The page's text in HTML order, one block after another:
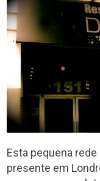
Esta pequena
presente em